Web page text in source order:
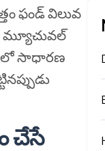
ఫండ్ విలువ
మ్యూచువల్
సాధారణ
చేసే